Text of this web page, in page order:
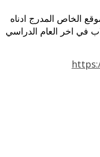
الخاص المدرج ادناه
في اخر العام الدراسي